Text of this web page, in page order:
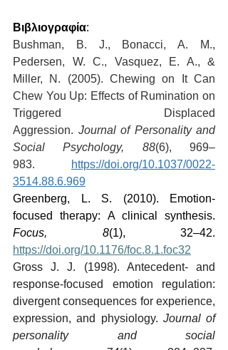
Βιβλιογραφία:
Bushman, B. J., Bonacci, A. M.,
Pedersen, W. C., Vasquez, E. A., &
Miller, N. (2005). Chewing on It Can
Chew You Up: Effects of Rumination on
Triggered Displaced
Aggression. Journal of Personality and
Social Psychology, 88(6), 969–
983.
https://doi.org/10.1037/0022-
3514.88.6.969
Greenberg, L. S. (2010). Emotion-
Focus, 8
https://doi.org/10.1176/foc.8.1.foc32
Gross J. J. (1998). Antecedent- and
response-focused emotion regulation:
divergent consequences for experience,
expression, and physiology. Journal of
personality and social